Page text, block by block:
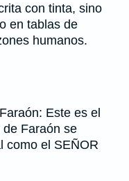
con tinta, sino
en tablas de
humanos.
Este es el
Faraón se
como el SEÑOR